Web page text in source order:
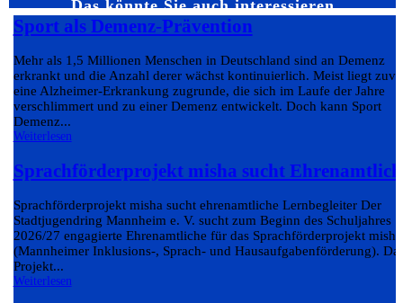
Das könnte Sie auch interessieren…
Sport als Demenz-Prävention
Mehr als 1,5 Millionen Menschen in Deutschland sind an Demenz
erkrankt und die Anzahl derer wächst kontinuierlich. Meist liegt
eine Alzheimer-Erkrankung zugrunde, die sich im Laufe der Jahre
verschlimmert und zu einer Demenz entwickelt. Doch kann Sport
Demenz...
Weiterlesen
Sprachförderprojekt misha sucht
Sprachförderprojekt misha sucht ehrenamtliche Lernbegleiter Der
Stadtjugendring Mannheim e. V. sucht zum Beginn des Schuljahres
2026/27 engagierte Ehrenamtliche für das Sprachförderprojekt misha
(Mannheimer Inklusions-, Sprach- und Hausaufgabenförderung).
Projekt...
Weiterlesen